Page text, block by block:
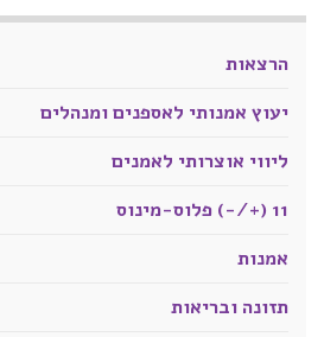
הרצאות
יעוץ אמנותי לאספנים ומנהלים
ליווי אוצרותי לאמנים
11 (+/-) פלוס-מינוס
אמנות
תזונה ובריאות